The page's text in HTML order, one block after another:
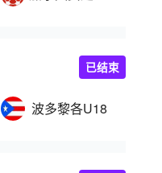
波多黎各U18
已结束